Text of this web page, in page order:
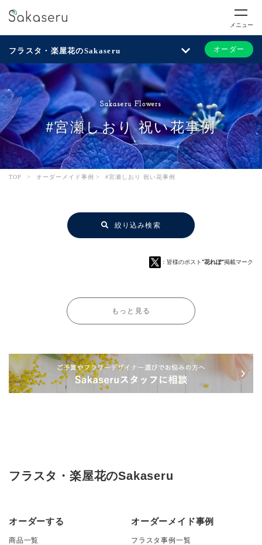
メニュー
フラスタ・楽屋花のSakaseru オーダー
Sakaseru Flowers
#宮瀬しおり 祝い花事例
TOP > オーダーメイド事例 > #宮瀬しおり 祝い花事例
絞り込み検索
：皆様のポスト“花れぽ”掲載マーク
もっと見る
フラスタ・楽屋花のSakaseru
オーダーする
商品一覧
オーダーメイド事例
フラスタ事例一覧